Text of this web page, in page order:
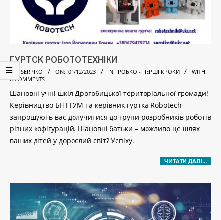
ГУРТОК РОБОТОТЕХНІКИ
2023-
12-
01
BY: SERPIKO ON: 01/12/2023 IN: РОБКО - ПЕРШІ КРОКИ
WITH:
0 COMMENTS
Шановні учні шкіл Дрогобицької територіальної громади!
Керівництво БНТТУМ та керівник гуртка Robotech
запрошують вас долучитися до групи розробників роботів
різних кофігурацій. Шановні батьки – можливо це шлях
ваших дітей у дорослий світ? Успіху.
ЧИТАТИ ДАЛІ…